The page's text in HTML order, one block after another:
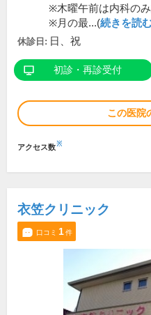
※木曜午前は内科のみ
※月の最...(続きを読
休診日: 日、祝
初診・再診受付
この医院
アクセス数※
衣笠クリニック
口コミ 1件